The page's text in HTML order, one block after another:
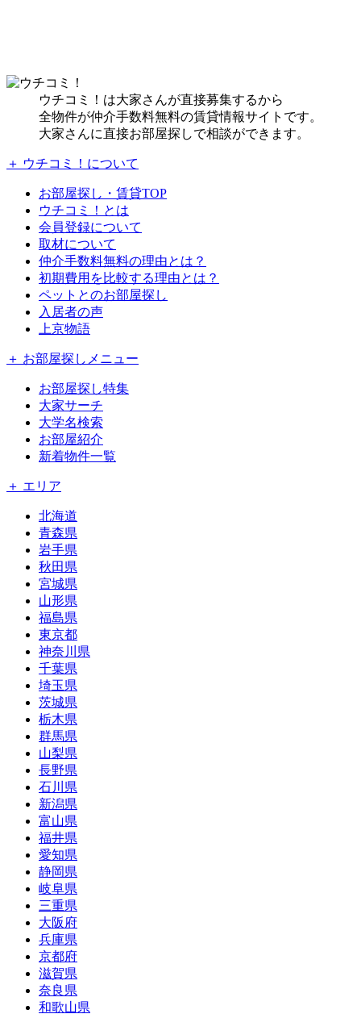
ウチコミ！は大家さんが直接募集するから
全物件が仲介手数料無料の賃貸情報サイトです。
大家さんに直接お部屋探しで相談ができます。
＋ ウチコミ！について
お部屋探し・賃貸TOP
ウチコミ！とは
会員登録について
取材について
仲介手数料無料の理由とは？
初期費用を比較する理由とは？
ペットとのお部屋探し
入居者の声
上京物語
＋ お部屋探しメニュー
お部屋探し特集
大家サーチ
大学名検索
お部屋紹介
新着物件一覧
＋ エリア
北海道
青森県
岩手県
秋田県
宮城県
山形県
福島県
東京都
神奈川県
千葉県
埼玉県
茨城県
栃木県
群馬県
山梨県
長野県
石川県
新潟県
富山県
福井県
愛知県
静岡県
岐阜県
三重県
大阪府
兵庫県
京都府
滋賀県
奈良県
和歌山県